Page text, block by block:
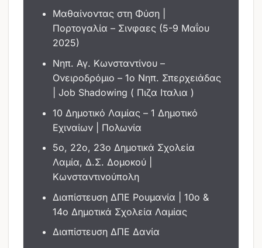
Μαθαίνοντας στη Φύση |
Πορτογαλία – Σινφαες (5-9 Μαΐου
2025)
Νηπ. Αγ. Κωνσταντίνου –
Ονειροδρόμιο – 1ο Νηπ. Σπερχειάδας
| Job Shadowing ( Πιζα Ιταλια )
10 Δημοτικό Λαμίας – 1 Δημοτικό
Εχιναίων | Πολωνία
5ο, 22ο, 23ο Δημοτικά Σχολεία
Λαμία, Δ.Σ. Δομοκού |
Κωνσταντινούπολη
Διαπίστευση ΔΠΕ Ρουμανία | 10ο &
14ο Δημοτικά Σχολεία Λαμίας
Διαπίστευση ΔΠΕ Δανία